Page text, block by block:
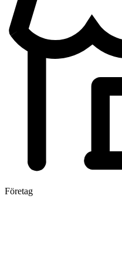
Företag